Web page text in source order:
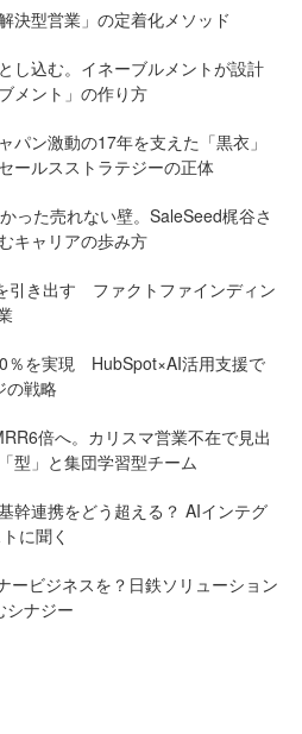
決型営業」の定着化メソッド
し込む。イネーブルメントが設計
メント」の作り方
パン激動の17年を支えた「黒衣」
ールスストラテジーの正体
った売れない壁。SaleSeed梶谷さ
キャリアの歩み方
引き出す ファクトファインディン
％を実現 HubSpot×AI活用支援で
の戦略
倍へ。カリスマ営業不在で見出
型」と集団学習型チーム
幹連携をどう超える？ AIインテグ
に聞く
ービジネスを？日鉄ソリューション
シナジー